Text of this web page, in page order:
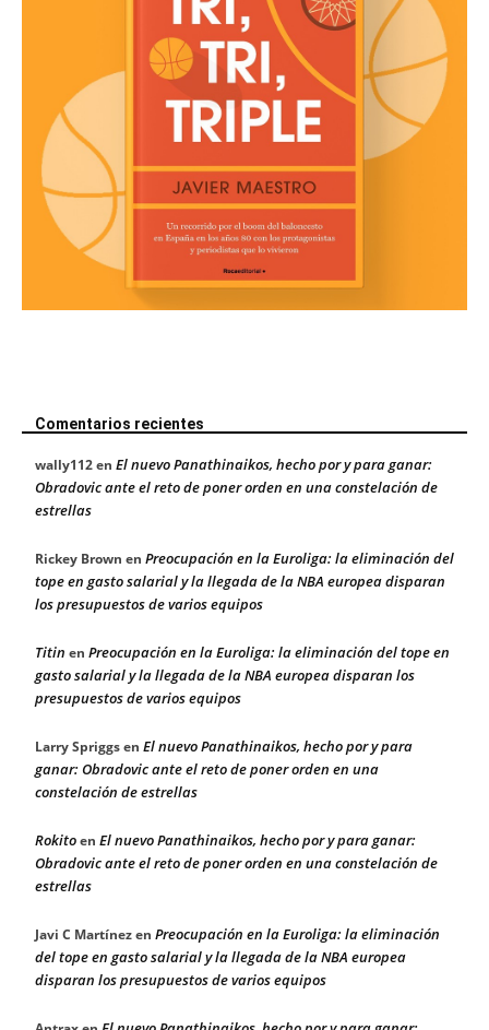
Comentarios recientes
wally112en El nuevo Panathinaikos, hecho por y para ganar:
Obradovic ante el reto de poner orden en una constelación de
estrellas
Rickey Brown en Preocupación en la Euroliga: la eliminación del
tope en gasto salarial y la llegada de la NBA europea disparan
los presupuestos de varios equipos
Titin en Preocupación en la Euroliga: la eliminación del tope en
gasto salarial y la llegada de la NBA europea disparan los
presupuestos de varios equipos
Larry Spriggsen El nuevo Panathinaikos, hecho por y para
ganar: Obradovic ante el reto de poner orden en una
constelación de estrellas
Rokitoen El nuevo Panathinaikos, hecho por y para ganar:
Obradovic ante el reto de poner orden en una constelación de
estrellas
Javi C Martínezen Preocupación en la Euroliga: la eliminación
del tope en gasto salarial y la llegada de la NBA europea
disparan los presupuestos de varios equipos